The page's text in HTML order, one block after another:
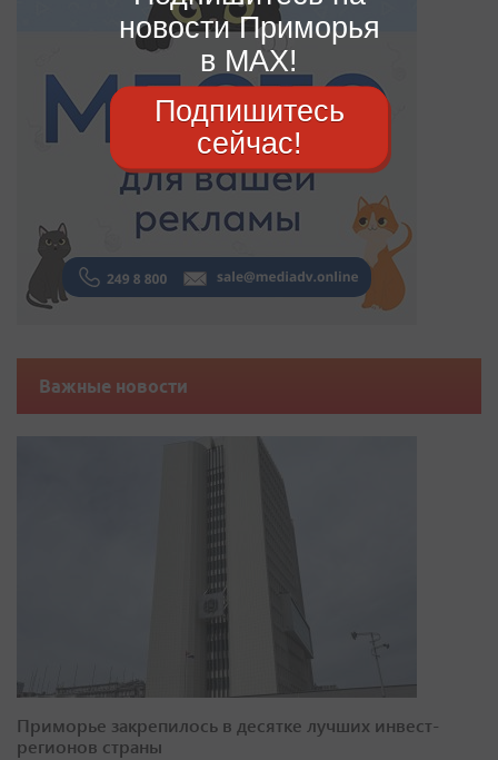
Важные новости
Приморье закрепилось в десятке лучших инвест-
регионов страны
новости Приморья
в MAX!
Подпишитесь
сейчас!